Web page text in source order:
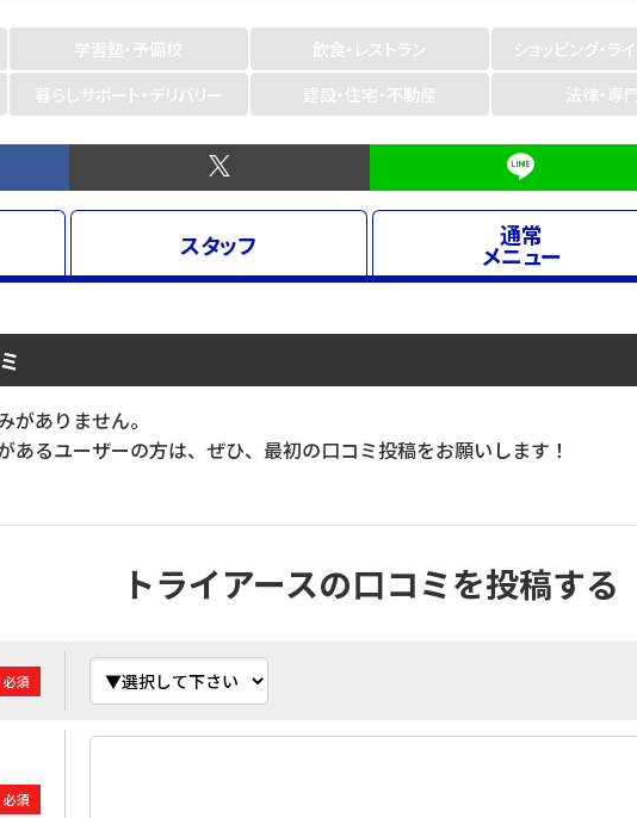
学習塾・予備校 飲食・レストラン
ショッピング・ラ
暮らしサポート・デリバリー 建設・住宅・不動産 法律・専
スタッフ 通常
メニュー
ありません。
るユーザーの方は、ぜひ、最初の口コミ投稿をお願いします！
トライアースの口コミを投稿する
必須
必須